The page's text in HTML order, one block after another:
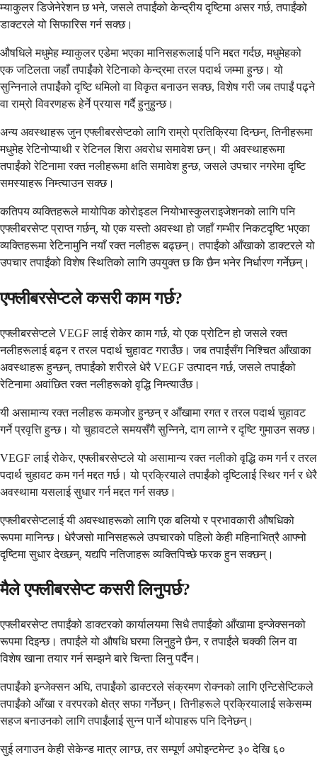
म्याकुलर डिजेनेरेशन छ भने, जसले तपाईंको केन्द्रीय दृष्टिमा असर गर्छ, तपाईंको
डाक्टरले यो सिफारिस गर्न सक्छ।
औषधिले मधुमेह म्याकुलर एडेमा भएका मानिसहरूलाई पनि मद्दत गर्दछ, मधुमेहको
एक जटिलता जहाँ तपाईंको रेटिनाको केन्द्रमा तरल पदार्थ जम्मा हुन्छ। यो
सुन्निनाले तपाईंको दृष्टि धमिलो वा विकृत बनाउन सक्छ, विशेष गरी जब तपाईं पढ्ने
वा राम्रो विवरणहरू हेर्ने प्रयास गर्दै हुनुहुन्छ।
अन्य अवस्थाहरू जुन एफ्लीबरसेप्टको लागि राम्रो प्रतिक्रिया दिन्छन्, तिनीहरूमा
मधुमेह रेटिनोप्याथी र रेटिनल शिरा अवरोध समावेश छन्। यी अवस्थाहरूमा
तपाईंको रेटिनामा रक्त नलीहरूमा क्षति समावेश हुन्छ, जसले उपचार नगरेमा दृष्टि
समस्याहरू निम्त्याउन सक्छ।
कतिपय व्यक्तिहरूले मायोपिक कोरोइडल नियोभास्कुलराइजेशनको लागि पनि
एफ्लीबरसेप्ट प्राप्त गर्छन्, यो एक यस्तो अवस्था हो जहाँ गम्भीर निकटदृष्टि भएका
व्यक्तिहरूमा रेटिनामुनि नयाँ रक्त नलीहरू बढ्छन्। तपाईंको आँखाको डाक्टरले यो
उपचार तपाईंको विशेष स्थितिको लागि उपयुक्त छ कि छैन भनेर निर्धारण गर्नेछन्।
एफ्लीबरसेप्टले कसरी काम गर्छ?
एफ्लीबरसेप्टले VEGF लाई रोकेर काम गर्छ, यो एक प्रोटिन हो जसले रक्त
नलीहरूलाई बढ्न र तरल पदार्थ चुहावट गराउँछ। जब तपाईंसँग निश्चित आँखाका
अवस्थाहरू हुन्छन्, तपाईंको शरीरले धेरै VEGF उत्पादन गर्छ, जसले तपाईंको
रेटिनामा अवांछित रक्त नलीहरूको वृद्धि निम्त्याउँछ।
यी असामान्य रक्त नलीहरू कमजोर हुन्छन् र आँखामा रगत र तरल पदार्थ चुहावट
गर्ने प्रवृत्ति हुन्छ। यो चुहावटले समयसँगै सुन्निने, दाग लाग्ने र दृष्टि गुमाउन सक्छ।
VEGF लाई रोकेर, एफ्लीबरसेप्टले यो असामान्य रक्त नलीको वृद्धि कम गर्न र तरल
पदार्थ चुहावट कम गर्न मद्दत गर्छ। यो प्रक्रियाले तपाईंको दृष्टिलाई स्थिर गर्न र धेरै
अवस्थामा यसलाई सुधार गर्न मद्दत गर्न सक्छ।
एफ्लीबरसेप्टलाई यी अवस्थाहरूको लागि एक बलियो र प्रभावकारी औषधिको
रूपमा मानिन्छ। धेरैजसो मानिसहरूले उपचारको पहिलो केही महिनाभित्रै आफ्नो
दृष्टिमा सुधार देख्छन्, यद्यपि नतिजाहरू व्यक्तिपिच्छे फरक हुन सक्छन्।
मैले एफ्लीबरसेप्ट कसरी लिनुपर्छ?
एफ्लीबरसेप्ट तपाईंको डाक्टरको कार्यालयमा सिधै तपाईंको आँखामा इन्जेक्सनको
रूपमा दिइन्छ। तपाईंले यो औषधि घरमा लिनुहुने छैन, र तपाईंले चक्की लिन वा
विशेष खाना तयार गर्न सम्झने बारे चिन्ता लिनु पर्दैन।
तपाईंको इन्जेक्सन अघि, तपाईंको डाक्टरले संक्रमण रोक्नको लागि एन्टिसेप्टिकले
तपाईंको आँखा र वरपरको क्षेत्र सफा गर्नेछन्। तिनीहरूले प्रक्रियालाई सकेसम्म
सहज बनाउनको लागि तपाईंलाई सुन्न पार्ने थोपाहरू पनि दिनेछन्।
सुई लगाउन केही सेकेन्ड मात्र लाग्छ, तर सम्पूर्ण अपोइन्टमेन्ट ३० देखि ६०